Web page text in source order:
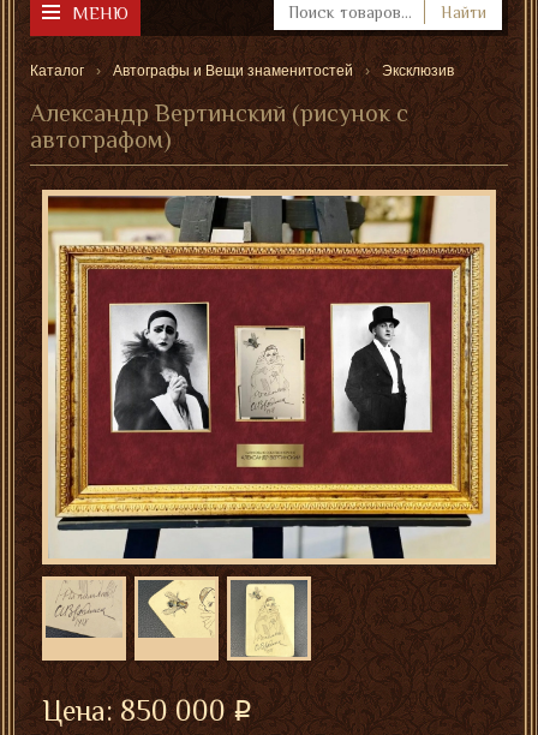
МЕНЮ Найти
Каталог Автографы и Вещи знаменитостей Эксклюзив
Александр Вертинский (рисунок с
автографом)
Цена:850 000